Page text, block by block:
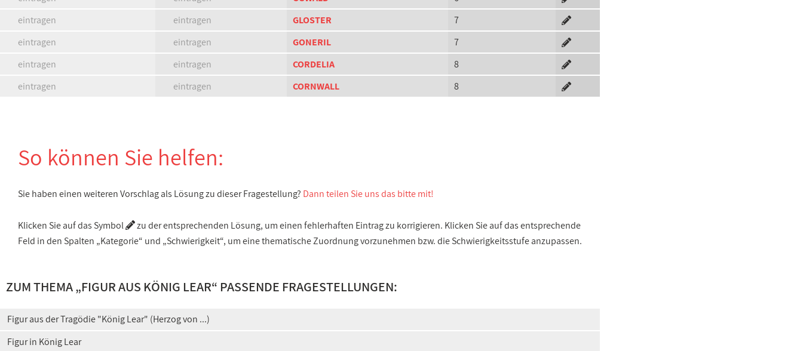
eintragen
eintragen GLOSTER
7
eintragen
eintragen GONERIL
7
eintragen
eintragen CORDELIA
8
eintragen
eintragen CORNWALL 8
So können Sie helfen:
Sie haben einen weiteren Vorschlag als Lösung zu dieser Fragestellung? Dann teilen Sie uns das bitte mit!
Klicken Sie auf das Symbol
zu der entsprechenden Lösung, um einen fehlerhaften Eintrag zu korrigieren. Klicken Sie auf das entsprechende
Feld in den Spalten „Kategorie“ und „Schwierigkeit“, um eine thematische Zuordnung vorzunehmen bzw. die Schwierigkeitsstufe anzupassen.
ZUM THEMA „FIGUR AUS KÖNIG LEAR“ PASSENDE FRAGESTELLUNGEN:
Figur aus der Tragödie "König Lear" (Herzog von ...)
Figur in König Lear